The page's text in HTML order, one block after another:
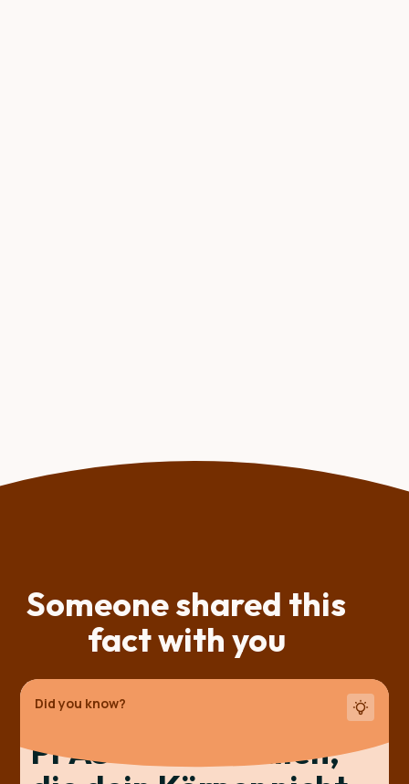
Someone shared this
fact with you
Did you know?
PFAS - Chemikalien,